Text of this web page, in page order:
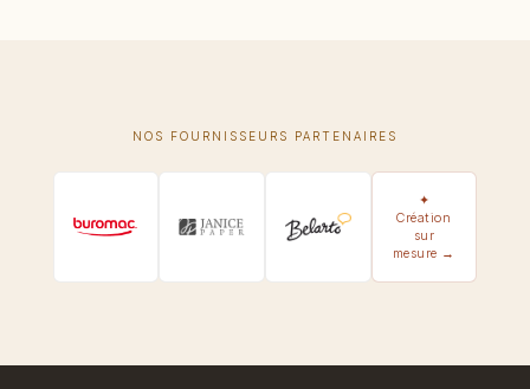
NOS FOURNISSEURS PARTENAIRES
✦
Création
sur
mesure →